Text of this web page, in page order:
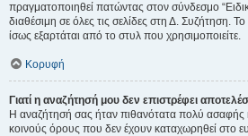
πραγματοποιηθεί πατώντας στον σύνδεσμο
διαθέσιμη σε όλες τις σελίδες στη Δ. Συζήτηση.
ίσως εξαρτάται από το στυλ που χρησιμοποιείτε.
Κορυφή
Γιατί η αναζήτησή μου δεν επιστρέφει
Η αναζήτησή σας ήταν πιθανότατα πολύ ασαφής
κοινούς όρους που δεν έχουν καταχωρηθεί στο